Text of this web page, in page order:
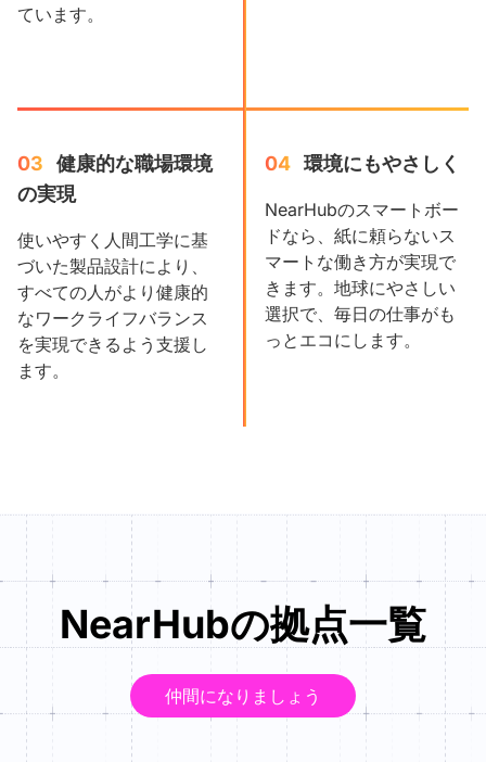
ています。
03
健康的な職場環境
の実現
使いやすく人間工学に基
づいた製品設計により、
すべての人がより健康的
なワークライフバランス
を実現できるよう支援し
ます。
04 環境にもやさしく
NearHubのスマートボー
ドなら、紙に頼らないス
マートな働き方が実現で
きます。地球にやさしい
選択で、毎日の仕事がも
っとエコにします。
NearHubの拠点一覧
仲間になりましょう